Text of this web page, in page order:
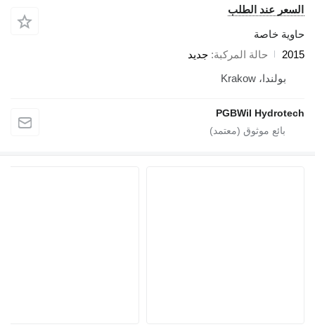
السعر عند الطلب
حاوية خاصة
2015
حالة المركبة جديد
بولندا، Krakow
PGBWiI Hydrotech